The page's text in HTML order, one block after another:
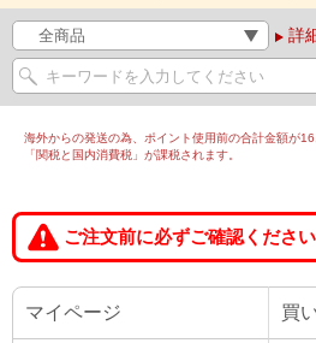
詳
海外からの発送の為、ポイント使用前の合計金額が
「関税と国内消費税」が課税されます。
ご注文前に必ずご確認ください
マイページ 買